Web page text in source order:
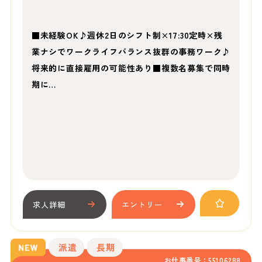
■未経験OK♪週休2日のシフト制×17:30定時×残
業ナシでワークライフバランス抜群の事務ワーク♪
将来的に直接雇用の可能性あり■複数名募集で同時
期に…
求人詳細 エントリー
お仕事番号：55106288
派遣 長期